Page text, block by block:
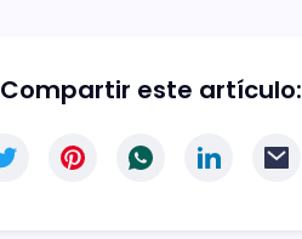
Compartir este artículo: